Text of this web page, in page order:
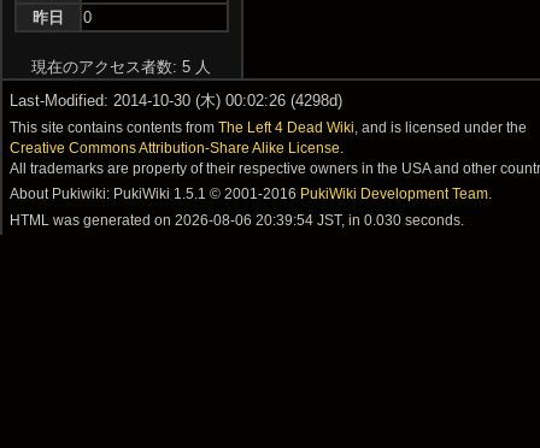
昨日
0
現在のアクセス者数: 5 人
Last-Modified: 2014-10-30 (木) 00:02:26 (4298d)
This site contains contents fromThe Left 4 Dead Wiki , and is licensed under the
Creative Commons Attribution-Share Alike License
All trademarks are property of their respective owners in the USA and other
About Pukiwiki: PukiWiki 1.5.1 © 2001-2016 PukiWiki Development Team.
HTML was generated on2026-08-06 20:39:54 JST , in 0.030 seconds.